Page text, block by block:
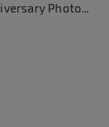
BABYMONSTER : ERA I 1st Anniversary Photobook